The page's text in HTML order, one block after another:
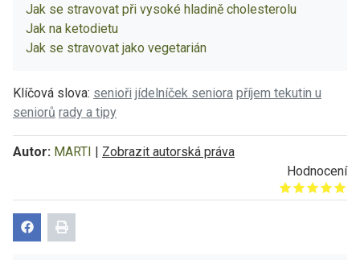
Jak se stravovat při vysoké hladině cholesterolu
Jak na ketodietu
Jak se stravovat jako vegetarián
Klíčová slova: senioři jídelníček seniora příjem tekutin u
seniorů rady a tipy
Autor: MARTI | Zobrazit autorská práva
Hodnocení
Give it 1/5
Give it 2/5
Give it 3/5
Give it 4/5
Give it 5/5